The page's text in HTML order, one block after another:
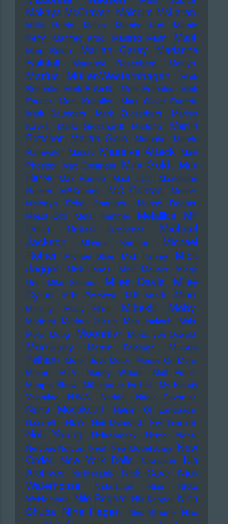
Makaya McCraven Malcolm McLaren
Malik Harris Malva Mambo Kurt
Mamie
Perry
Manfred Krug Manfred Mann Mani
Marc Bolan Mariah Carey
Marianne
Faithfull
Marianne Rosenberg Marilyn
Marius Müller-Westernhagen
Mark
Benecke Mark E Smith Mark Ernestus Mark
Forster
Mark Knopfler
Mark Oliver Everett
Mark Saunders
Mark Zuckerberg
Markus
Kavka
Marlo Grosshardt Marteria
Martin
Böttcher Martin Gore Marusha
Marvin
Rainwater Massiv Massive Attack Mavi
Phoenix Max Giesinger Max Goldt Max
Herre
Max Romeo Maxi Jazz
Maximilian
Hecker
MBSounds MC Conrad
Meese
Melody's Echo Chamber
Mense Reents
Mesut Özil
Metal Hammer Metallica MF
Doom
Michael Hutchence
Michael
Jackson
Michael Kemner
Michael
Rother
Michael Stipe Mick Harvey
Mick
Jagger
Mick Jones Micki Meuser
Midge
Ure
Mike Skinner Miles Davis
Miley
Cyrus
Mille Petrozza Milli Vanilli Mine
Ministry Missy Elliott Mittekill Moby
Moderat Modern Talking Moe Jacksch
Mois
Mola
Moog Moonriivr Moritz von Oswald
Morrissey Morton Feldman
Moses
Pelham
Motor Boys Motor
Mouse On Mars
Mozart
MTV Muddy Waters
Muff Potter
Muppet Show
Münchener Freiheit
My Bloody
Valentine
N.W.A. Naddel Nadin Deventer
Nana Mouskouri
Nation Of Language
Nazareth
NDW Neil Diamond Neil Tennant
Neil Young Nekromantix Nemo
Nena
Nervous Norvus Neu! New Model Army New
Order New York Dolls Newcleus
Nia
Archives
Nichtseattle Nick Cave
Nick
Waterhouse
Nickelback Nico
Nikko
Weidemann Nile Rogers Nils Keppel Nina
Chuba Nina Hagen Nina Simone
Nine